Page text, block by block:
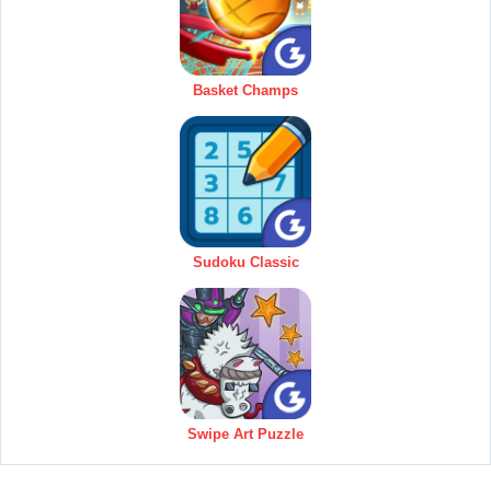
Basket Champs
Sudoku Classic
Swipe Art Puzzle